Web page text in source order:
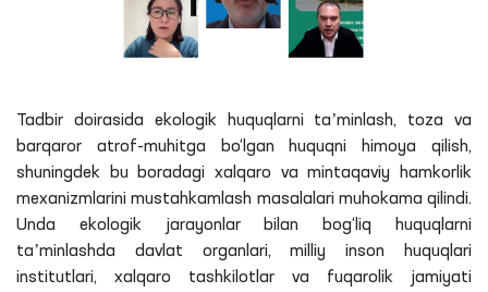
Tadbir doirasida ekologik huquqlarni taʼminlash, toza va
barqaror atrof-muhitga bo‘lgan huquqni himoya qilish,
shuningdek bu boradagi xalqaro va mintaqaviy hamkorlik
mexanizmlarini mustahkamlash masalalari muhokama qilindi.
Unda ekologik jarayonlar bilan bog‘liq huquqlarni
taʼminlashda davlat organlari, milliy inson huquqlari
institutlari, xalqaro tashkilotlar va fuqarolik jamiyati